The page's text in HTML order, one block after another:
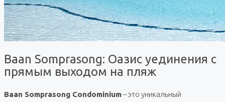
Baan Somprasong: Оазис уединения с
прямым выходом на пляж
Baan Somprasong Condominium– это уникальный